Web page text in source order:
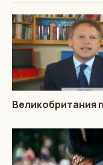
Великобритания